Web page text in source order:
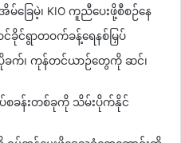
ခြေမဲ့၊ KIO ကူညီပေးဖို့စီစဉ်နေ
င်ခိုင်ရွာတဝက်ခန့်ရေနစ်မြှပ်
ပိုခက်၊ ကုန်တင်ယာဉ်တွေကို ဆင်၊
စခန်းတစ်ခုကို သိမ်းပိုက်နိုင်